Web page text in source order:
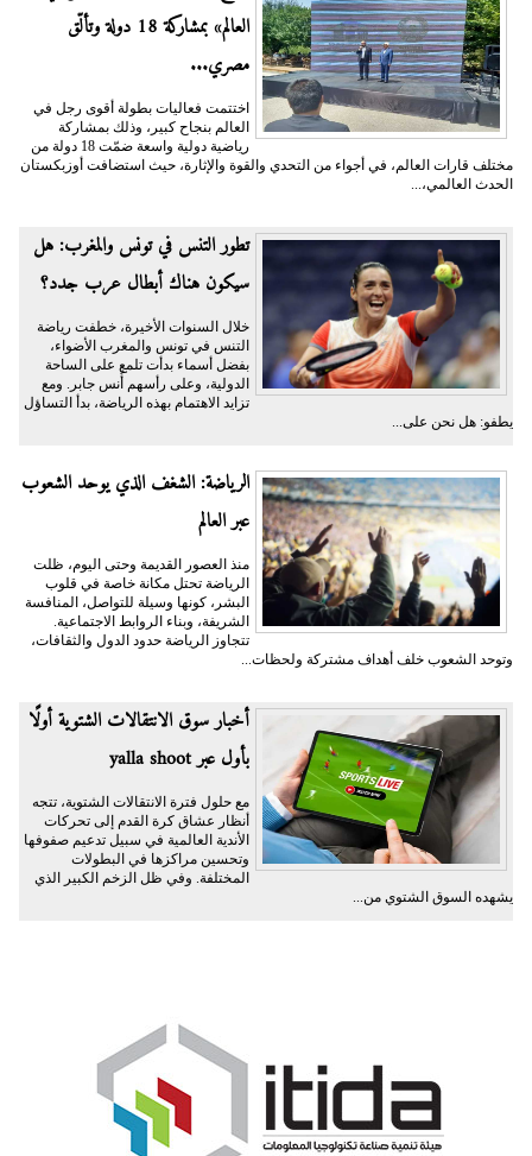
العالم» بمشاركة 18 دولة وتألّق
مصري...
اختتمت فعاليات بطولة أقوى رجل في
العالم بنجاح كبير، وذلك بمشاركة
رياضية دولية واسعة ضمّت 18 دولة من
مختلف قارات العالم، في أجواء من التحدي والقوة والإثارة، حيث استضافت أوزبكستان
الحدث العالمي،...
تطور التنس في تونس والمغرب: هل
سيكون هناك أبطال عرب جدد؟
خلال السنوات الأخيرة، خطفت رياضة
التنس في تونس والمغرب الأضواء،
بفضل أسماء بدأت تلمع على الساحة
الدولية، وعلى رأسهم أُنس جابر. ومع
تزايد الاهتمام بهذه الرياضة، بدأ التساؤل
يطفو: هل نحن على...
الرياضة: الشغف الذي يوحد الشعوب
عبر العالم
منذ العصور القديمة وحتى اليوم، ظلت
الرياضة تحتل مكانة خاصة في قلوب
البشر، كونها وسيلة للتواصل، المنافسة
الشريفة، وبناء الروابط الاجتماعية.
تتجاوز الرياضة حدود الدول والثقافات،
وتوحد الشعوب خلف أهداف مشتركة ولحظات...
أخبار سوق الانتقالات الشتوية أولًا
بأول عبر yalla shoot
مع حلول فترة الانتقالات الشتوية، تتجه
أنظار عشاق كرة القدم إلى تحركات
الأندية العالمية في سبيل تدعيم صفوفها
وتحسين مراكزها في البطولات
المختلفة. وفي ظل الزخم الكبير الذي
يشهده السوق الشتوي من...